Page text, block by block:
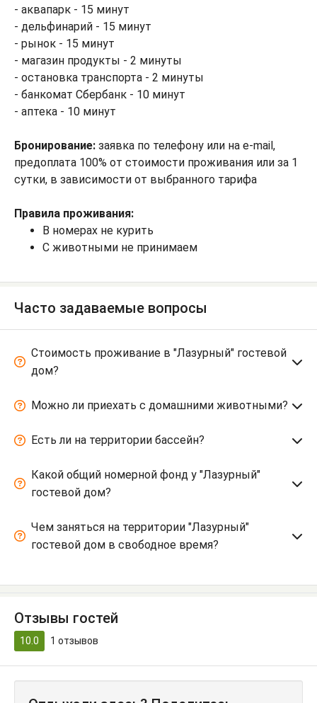
- аквапарк - 15 минут
- дельфинарий - 15 минут
- рынок - 15 минут
- магазин продукты - 2 минуты
- остановка транспорта - 2 минуты
- банкомат Сбербанк - 10 минут
- аптека - 10 минут
Бронирование: заявка по телефону или на e-mail,
предоплата 100% от стоимости проживания или за 1
сутки, в зависимости от выбранного тарифа
Правила проживания:
В номерах не курить
С животными не принимаем
Часто задаваемые вопросы
Стоимость проживание в "Лазурный" гостевой
дом?
Можно ли приехать с домашними животными?
Есть ли на территории бассейн?
Какой общий номерной фонд у "Лазурный"
гостевой дом?
Чем заняться на территории "Лазурный"
гостевой дом в свободное время?
Отзывы гостей
10.0 1 отзывов